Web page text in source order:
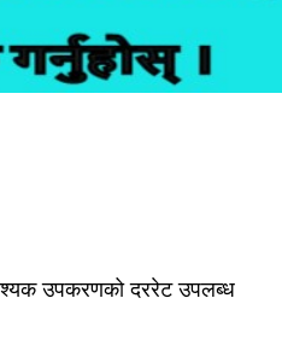
उपकरणको दररेट उपलब्ध